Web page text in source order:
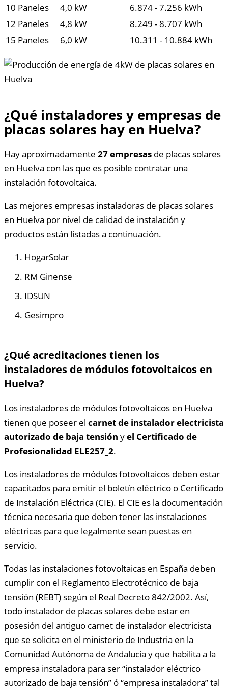
10 Paneles
4,0 kW
6.874 - 7.256 kWh
12 Paneles
4,8 kW
8.249 - 8.707 kWh
15 Paneles
6,0 kW 10.311 - 10.884 kWh
¿Qué instaladores y empresas de
placas solares hay en Huelva?
Hay aproximadamente 27 empresas de placas solares
en Huelva con las que es posible contratar una
instalación fotovoltaica.
Las mejores empresas instaladoras de placas solares
en Huelva por nivel de calidad de instalación y
productos están listadas a continuación.
HogarSolar
RM Ginense
IDSUN
Gesimpro
¿Qué acreditaciones tienen los
instaladores de módulos fotovoltaicos en
Huelva?
Los instaladores de módulos fotovoltaicos en Huelva
tienen que poseer el carnet de instalador electricista
autorizado de baja tensión yel Certificado de
Profesionalidad ELE257_2.
Los instaladores de módulos fotovoltaicos deben estar
capacitados para emitir el boletín eléctrico o Certificado
de Instalación Eléctrica (CIE). El CIE es la documentación
técnica necesaria que deben tener las instalaciones
eléctricas para que legalmente sean puestas en
servicio.
Todas las instalaciones fotovoltaicas en España deben
cumplir con el Reglamento Electrotécnico de baja
tensión (REBT) según el Real Decreto 842/2002. Así,
todo instalador de placas solares debe estar en
posesión del antiguo carnet de instalador electricista
que se solicita en el ministerio de Industria en la
Comunidad Autónoma de Andalucía y que habilita a la
empresa instaladora para ser “instalador eléctrico
autorizado de baja tensión” ó “empresa instaladora” tal